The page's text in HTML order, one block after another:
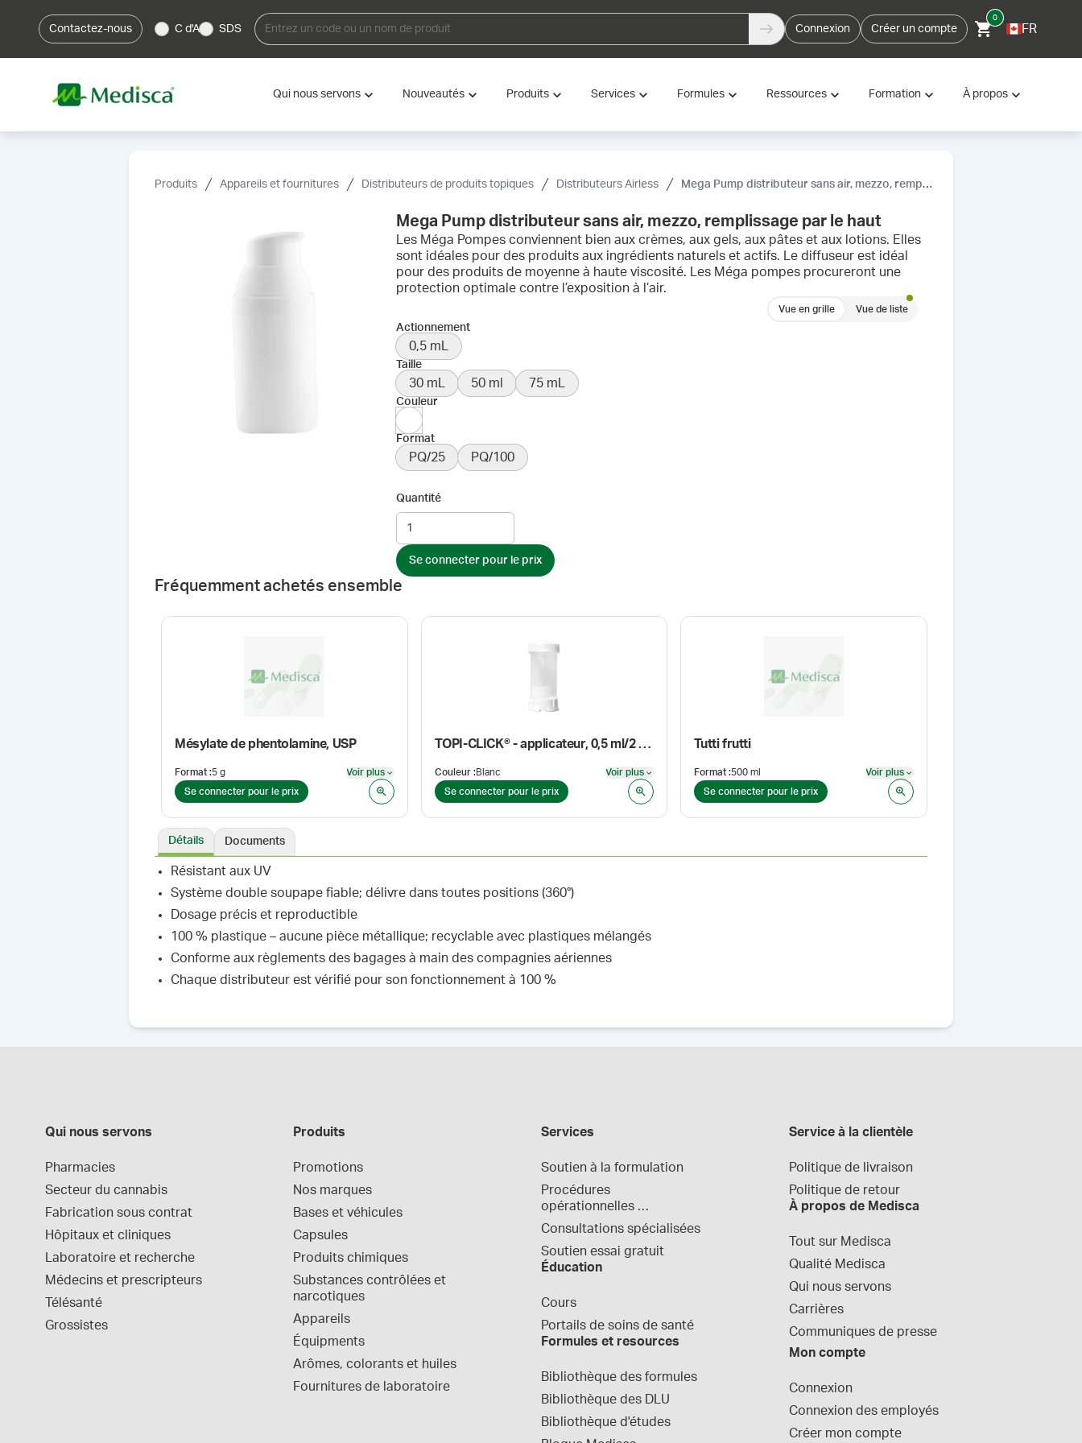
Contactez-nous C d'A SDS Connexion Créer un compte
0
FR
Qui nous servons Nouveautés Produits Services Formules Ressources Formation À propos
Produits Appareils et fournitures Distributeurs de produits topiques Distributeurs Airless Mega Pump distributeur sans air, mezzo, remplissage par le haut
Mega Pump distributeur sans air, mezzo, remplissage par le haut
Les Méga Pompes conviennent bien aux crèmes, aux gels, aux pâtes et aux lotions. Elles
sont idéales pour des produits aux ingrédients naturels et actifs. Le diffuseur est idéal
pour des produits de moyenne à haute viscosité. Les Méga pompes procureront une
protection optimale contre l’exposition à l’air.
Vue en grille Vue de liste
Actionnement
0,5 mL
Taille
30 mL 50 ml 75 mL
Couleur
Format
PQ/25 PQ/100
Quantité
Se connecter pour le prix
Fréquemment achetés ensemble
Mésylate de phentolamine, USP
Format :5 g Voir plus
Se connecter pour le prix
TOPI-CLICK® - applicateur, 0,5 ml/2 clicks, 35 ml
Couleur: Blanc Voir plus
Se connecter pour le prix
Tutti frutti
Format :500 ml Voir plus
Se connecter pour le prix
Détails Documents
Résistant aux UV
Système double soupape fiable; délivre dans toutes positions (360°)
Dosage précis et reproductible
100 % plastique – aucune pièce métallique; recyclable avec plastiques mélangés
Conforme aux règlements des bagages à main des compagnies aériennes
Chaque distributeur est vérifié pour son fonctionnement à 100 %
Qui nous servons
Pharmacies
Secteur du cannabis
Fabrication sous contrat
Hôpitaux et cliniques
Laboratoire et recherche
Médecins et prescripteurs
Télésanté
Grossistes
Produits
Promotions
Nos marques
Bases et véhicules
Capsules
Produits chimiques
Substances contrôlées et
narcotiques
Appareils
Équipments
Arômes, colorants et huiles
Fournitures de laboratoire
Services
Soutien à la formulation
Procédures
opérationnelles
normalisées
Consultations spécialisées
Soutien essai gratuit
Éducation
Cours
Portails de soins de santé
Formules et resources
Bibliothèque des formules
Bibliothèque des DLU
Bibliothèque d'études
Service à la clientèle
Politique de livraison
Politique de retour
À propos de Medisca
Tout sur Medisca
Qualité Medisca
Qui nous servons
Carrières
Communiques de presse
Mon compte
Connexion
Connexion des employés
Créer mon compte